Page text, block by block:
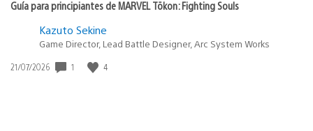
Guía para principiantes de MARVEL Tōkon: Fighting Souls
Kazuto Sekine
Game Director, Lead Battle Designer, Arc System Works
Fecha
21/07/2026 1 4